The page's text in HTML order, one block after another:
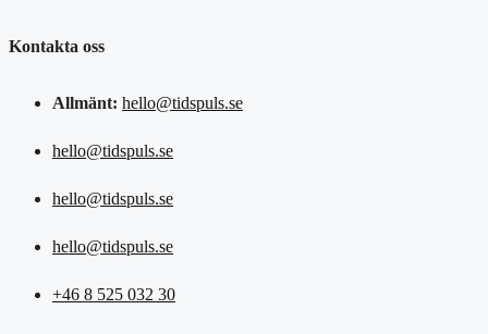
Kontakta oss
Allmänt: hello@tidspuls.se
hello@tidspuls.se
hello@tidspuls.se
hello@tidspuls.se
+46 8 525 032 30